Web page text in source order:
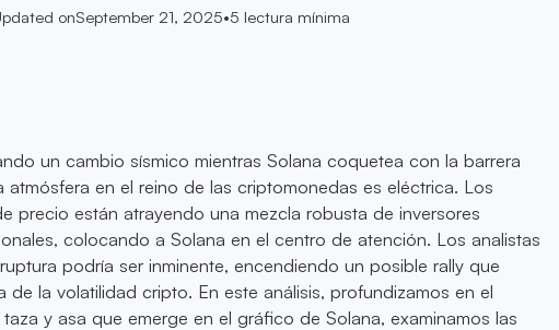
onSeptember 21, 2025•5 lectura mínima
un cambio sísmico mientras Solana coquetea con la barrera
en el reino de las criptomonedas es eléctrica. Los
precio están atrayendo una mezcla robusta de inversores
colocando a Solana en el centro de atención. Los analistas
podría ser inminente, encendiendo un posible rally que
de la volatilidad cripto. En este análisis, profundizamos en el
y asa que emerge en el gráfico de Solana, examinamos las